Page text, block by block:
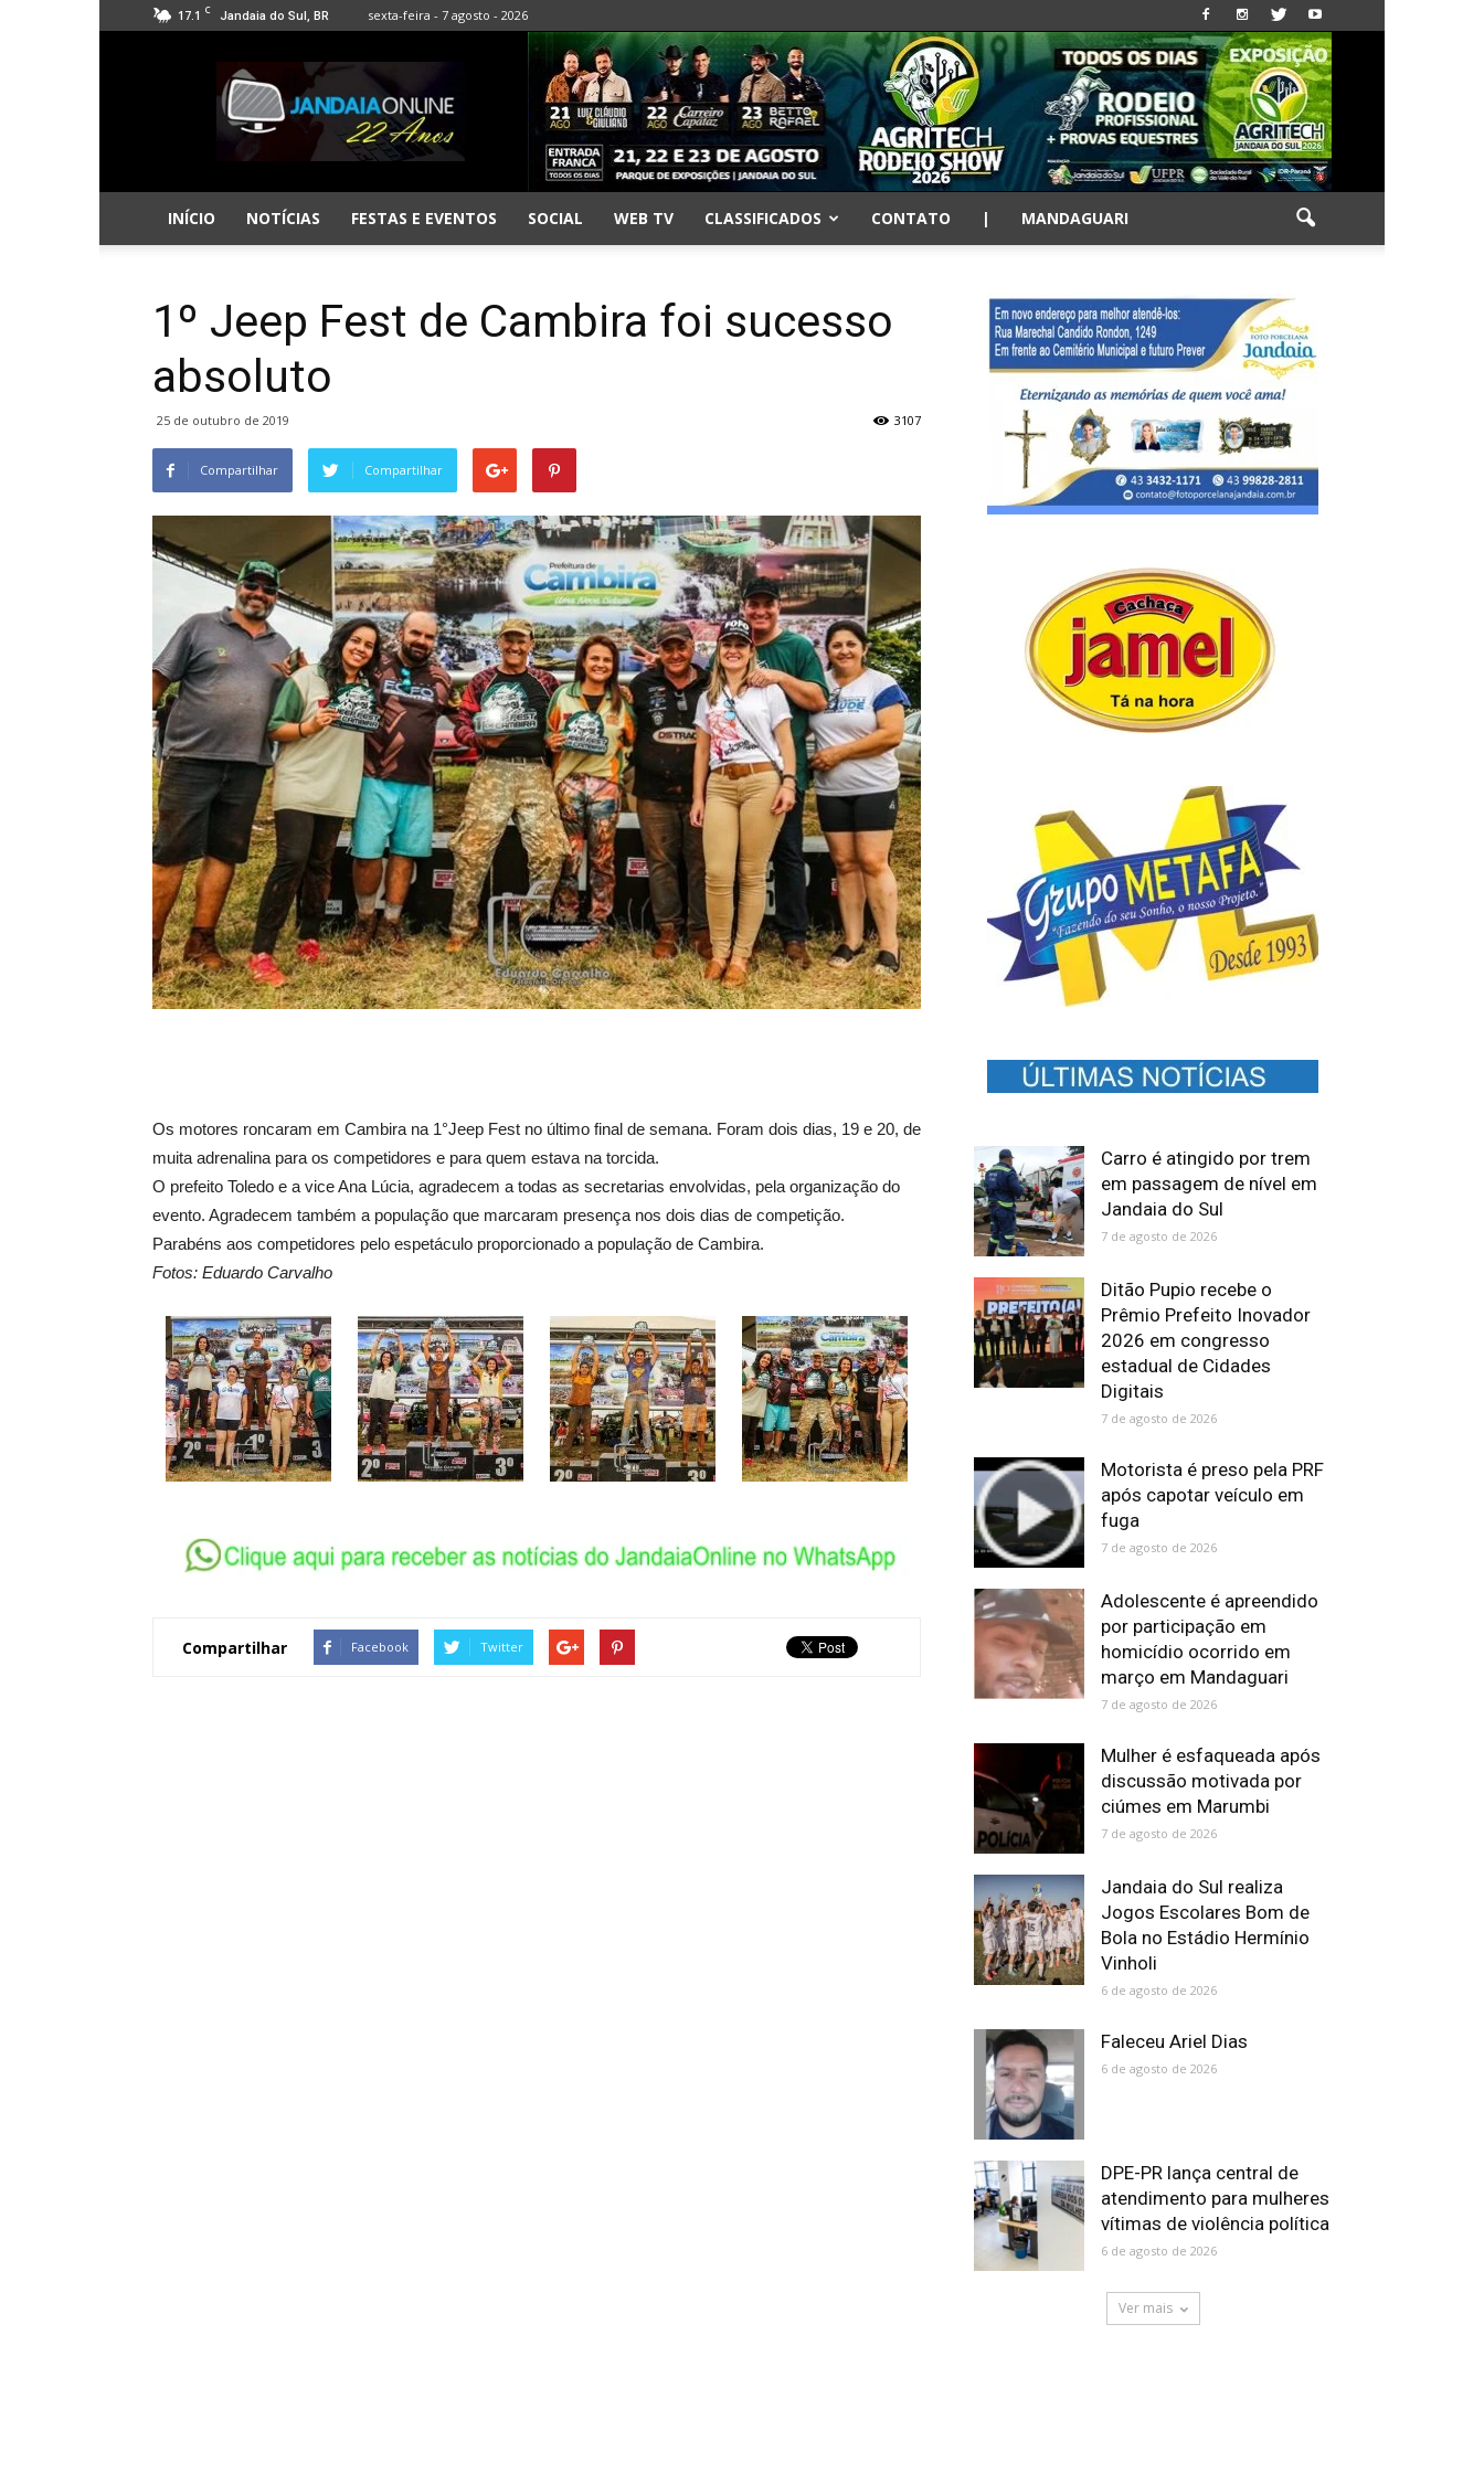
17.1 C Jandaia do Sul, BR sexta-feira - 7 agosto - 2026
Jandaia
Online
INÍCIO NOTÍCIAS FESTAS E EVENTOS SOCIAL WEB TV CLASSIFICADOS CONTATO | MANDAGUARI
1º Jeep Fest de Cambira foi sucesso
absoluto
25 de outubro de 2019 3107
Compartilhar Compartilhar
Os motores roncaram em Cambira na 1°Jeep Fest no último final de semana. Foram dois dias, 19 e 20, de
muita adrenalina para os competidores e para quem estava na torcida.
O prefeito Toledo e a vice Ana Lúcia, agradecem a todas as secretarias envolvidas, pela organização do
evento. Agradecem também a população que marcaram presença nos dois dias de competição.
Parabéns aos competidores pelo espetáculo proporcionado a população de Cambira.
Fotos: Eduardo Carvalho
Compartilhar Facebook Twitter
Carro é atingido por trem
em passagem de nível em
Jandaia do Sul
7 de agosto de 2026
Ditão Pupio recebe o
Prêmio Prefeito Inovador
2026 em congresso
estadual de Cidades
Digitais
7 de agosto de 2026
Motorista é preso pela PRF
após capotar veículo em
fuga
7 de agosto de 2026
Adolescente é apreendido
por participação em
homicídio ocorrido em
março em Mandaguari
7 de agosto de 2026
Mulher é esfaqueada após
discussão motivada por
ciúmes em Marumbi
7 de agosto de 2026
Jandaia do Sul realiza
Jogos Escolares Bom de
Bola no Estádio Hermínio
Vinholi
6 de agosto de 2026
Faleceu Ariel Dias
6 de agosto de 2026
DPE-PR lança central de
atendimento para mulheres
vítimas de violência política
6 de agosto de 2026
Ver mais